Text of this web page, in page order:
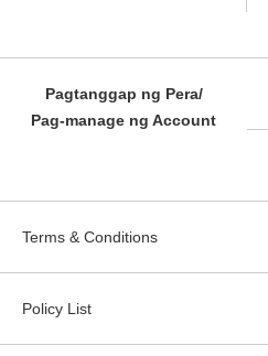
Pagtanggap ng Pera/
Pag-manage ng Account
Terms & Conditions
Policy List